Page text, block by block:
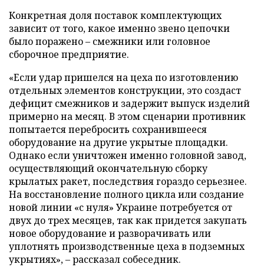
Конкретная доля поставок комплектующих
зависит от того, какое именно звено цепочки
было поражено – смежники или головное
сборочное предприятие.
«Если удар пришелся на цеха по изготовлению
отдельных элементов конструкции, это создаст
дефицит смежников и задержит выпуск изделий
примерно на месяц. В этом сценарии противник
попытается перебросить сохранившееся
оборудование на другие укрытые площадки.
Однако если уничтожен именно головной завод,
осуществляющий окончательную сборку
крылатых ракет, последствия гораздо серьезнее.
На восстановление полного цикла или создание
новой линии «с нуля» Украине потребуется от
двух до трех месяцев, так как придется закупать
новое оборудование и разворачивать или
уплотнять производственные цеха в подземных
укрытиях», – рассказал собеседник.